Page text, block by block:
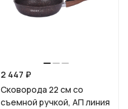
2 447 ₽
Сковорода 22 см со
съемной ручкой, АП линия